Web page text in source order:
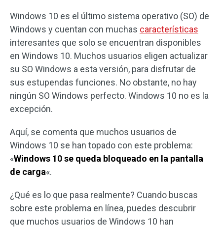
Windows 10 es el último sistema operativo (SO) de
Windows y cuentan con muchas características
interesantes que solo se encuentran disponibles
en Windows 10. Muchos usuarios eligen actualizar
su SO Windows a esta versión, para disfrutar de
sus estupendas funciones. No obstante, no hay
ningún SO Windows perfecto. Windows 10 no es la
excepción.
Aquí, se comenta que muchos usuarios de
Windows 10 se han topado con este problema:
«Windows 10 se queda bloqueado en la pantalla
de carga«.
¿Qué es lo que pasa realmente? Cuando buscas
sobre este problema en línea, puedes descubrir
que muchos usuarios de Windows 10 han